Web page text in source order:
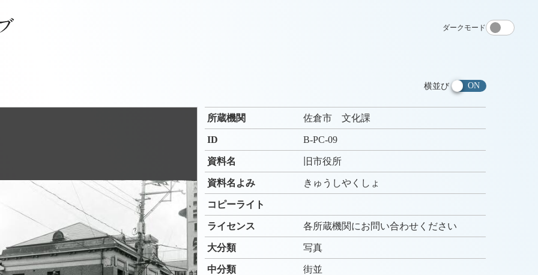
ダークモード
横並び
所蔵機関 佐倉市 文化課
ID B-PC-09
資料名 旧市役所
資料名よみ きゅうしやくしょ
コピーライト
ライセンス 各所蔵機関にお問い合わせください
大分類 写真
中分類 街並